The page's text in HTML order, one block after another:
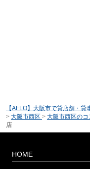
【AFLO】大阪市で貸店舗・
> 大阪市西区 > 大阪市西区の
店
HOME